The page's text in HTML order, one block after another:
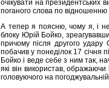
очікувати на президентських
поганого слова по відношенню
А тепер я поясню, чому я, і
блоку Юрій Бойко,
причому після другого
побачив у понеділок 17 січня
Бойко і веде себе з ним так,
які він використав,
головуючого на